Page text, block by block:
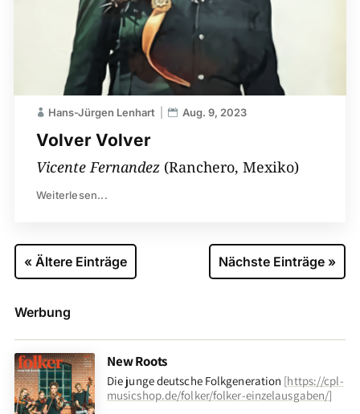
Volver Volver
Hans-Jürgen Lenhart Aug. 9, 2023
Vicente Fernandez (Ranchero, Mexiko)
Weiterlesen...
« Ältere Einträge Nächste Einträge »
Werbung
New Roots
Die junge deutsche Folkgeneration [https://cpl-
musicshop.de/folker/folker-einzelausgaben/]